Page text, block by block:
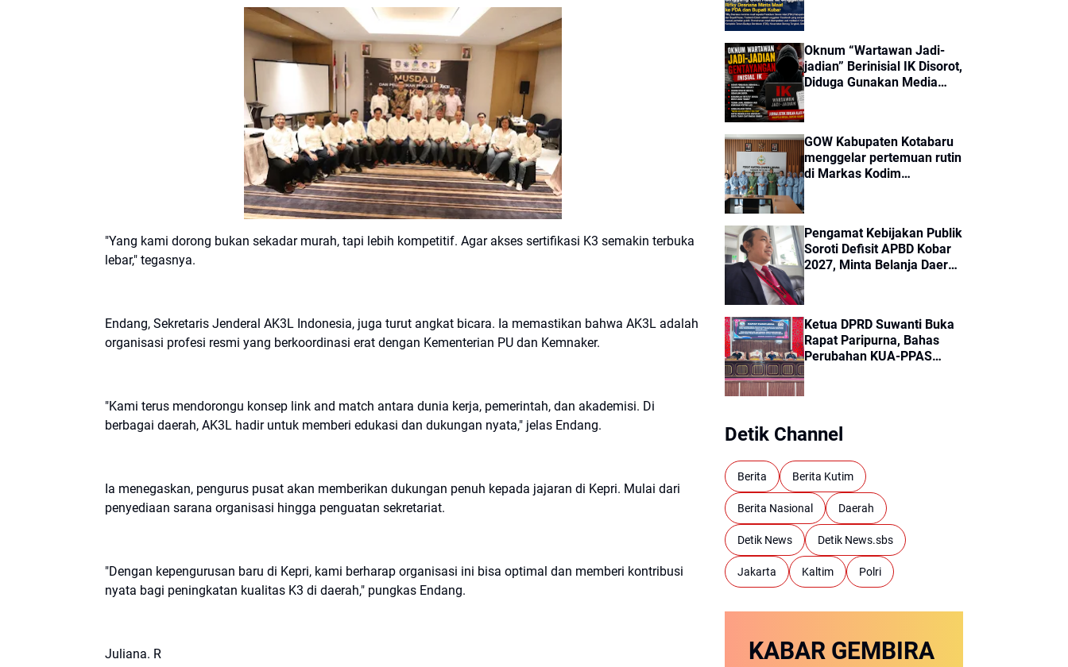
"Yang kami dorong bukan sekadar murah, tapi lebih kompetitif. Agar akses sertifikasi K3 semakin terbuka
lebar," tegasnya.
Endang, Sekretaris Jenderal AK3L Indonesia, juga turut angkat bicara. Ia memastikan bahwa AK3L adalah
organisasi profesi resmi yang berkoordinasi erat dengan Kementerian PU dan Kemnaker.
"Kami terus mendorongu konsep link and match antara dunia kerja, pemerintah, dan akademisi. Di
berbagai daerah, AK3L hadir untuk memberi edukasi dan dukungan nyata," jelas Endang.
Ia menegaskan, pengurus pusat akan memberikan dukungan penuh kepada jajaran di Kepri. Mulai dari
penyediaan sarana organisasi hingga penguatan sekretariat.
"Dengan kepengurusan baru di Kepri, kami berharap organisasi ini bisa optimal dan memberi kontribusi
nyata bagi peningkatan kualitas K3 di daerah," pungkas Endang.
Juliana. R
Oknum “Wartawan Jadi-
jadian” Berinisial IK Disorot,
Diduga Gunakan Media
GOW Kabupaten Kotabaru
menggelar pertemuan rutin
di Markas Kodim
Pengamat Kebijakan Publik
Soroti Defisit APBD Kobar
2027, Minta Belanja Daerah
Ketua DPRD Suwanti Buka
Rapat Paripurna, Bahas
Perubahan KUA-PPAS
Detik Channel
Berita Berita Kutim
Berita Nasional Daerah
Detik News Detik News.sbs
Jakarta Kaltim Polri
KABAR GEMBIRA